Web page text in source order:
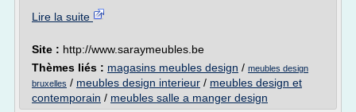
Lire la suite
Site : http://www.saraymeubles.be
Thèmes liés : magasins meubles design / meubles design
bruxelles / meubles design interieur / meubles design et
contemporain / meubles salle a manger design